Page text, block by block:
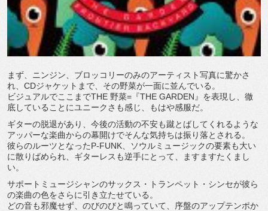
まず、ニンジン、ブロッコリーのみのアーティスト写真に驚かさ
れ、CDジャケットまで、その野菜が一面に並んでいる。
ビジュアルでここまでTHE 野菜=『THE GARDEN』を表現し、徹
底していることにユニークさも感じ、もはや感服だ。
ギターの脱退があり、今後の活動の不安も蹴とばしてくれるような
アッパーな楽曲からの幕開けでそんな気持ちは振り落とされる。
彼らのルーツとなったP-FUNK、ソウルミュージックの要素も大い
に散りばめられ、ギターレスも逆手にとって、ますますたくまし
い。
サポートミュージシャンのサックス・トランペット・シンセが彼ら
の楽曲の色をさらに引き立たせている。
どの音も邪魔せず、のびのびと鳴っていて、序盤のアップテンポか